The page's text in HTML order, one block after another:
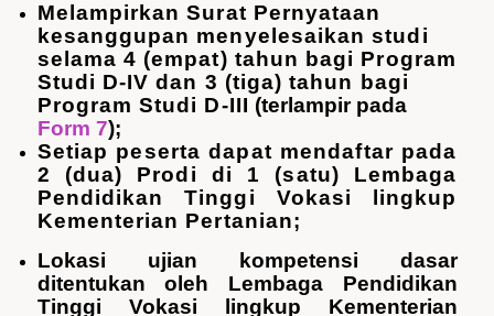
Melampirkan Surat Pernyataan
kesanggupan menyelesaikan studi
selama 4 (empat) tahun bagi Program
Studi D-IV dan 3 (tiga) tahun bagi
Program Studi D-III (terlampirpada
Form 7);
Setiap peserta dapat mendaftar pada
2 (dua) Prodi di 1 (satu) Lembaga
Pendidikan Tinggi Vokasi lingkup
Kementerian Pertanian;
Lokasi ujian kompetensi dasar
ditentukan oleh Lembaga Pendidikan
Tinggi Vokasi lingkup Kementerian